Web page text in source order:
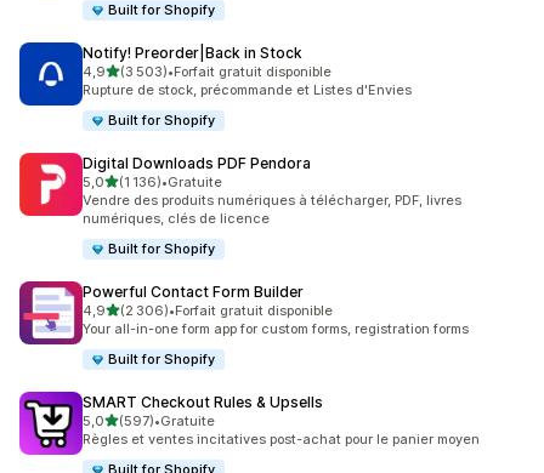
Built for Shopify
Notify! Preorder|Back in Stock
4,9étoile(s) sur 5
(3 503)
3503 avis au total
•Forfait gratuit disponible
Rupture de stock, précommande et Listes d'Envies
Built for Shopify
Digital Downloads PDF Pendora
5,0étoile(s) sur 5
(1 136)
1136 avis au total
•Gratuite
Vendre des produits numériques à télécharger, PDF, livres
numériques, clés de licence
Built for Shopify
Powerful Contact Form Builder
4,9étoile(s) sur 5
(2 306)
2306 avis au total
•Forfait gratuit disponible
Your all-in-one form app for custom forms, registration forms
Built for Shopify
SMART Checkout Rules & Upsells
5,0étoile(s) sur 5
(597)
597 avis au total
•Gratuite
Règles et ventes incitatives post-achat pour le panier moyen